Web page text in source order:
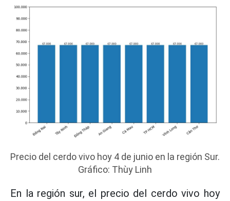
Precio del cerdo vivo hoy 4 de junio en la región Sur.
Gráfico: Thùy Linh
En la región sur, el precio del cerdo vivo hoy